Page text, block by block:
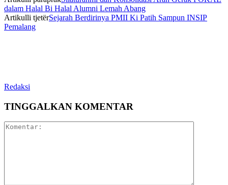
dalam Halal Bi Halal Alumni Lemah Abang
Artikulli tjetërSejarah Berdirinya PMII Ki Patih Sampun INSIP
Pemalang
Redaksi
TINGGALKAN KOMENTAR